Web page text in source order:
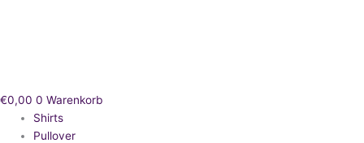
€0,00 0 Warenkorb
Shirts
Pullover